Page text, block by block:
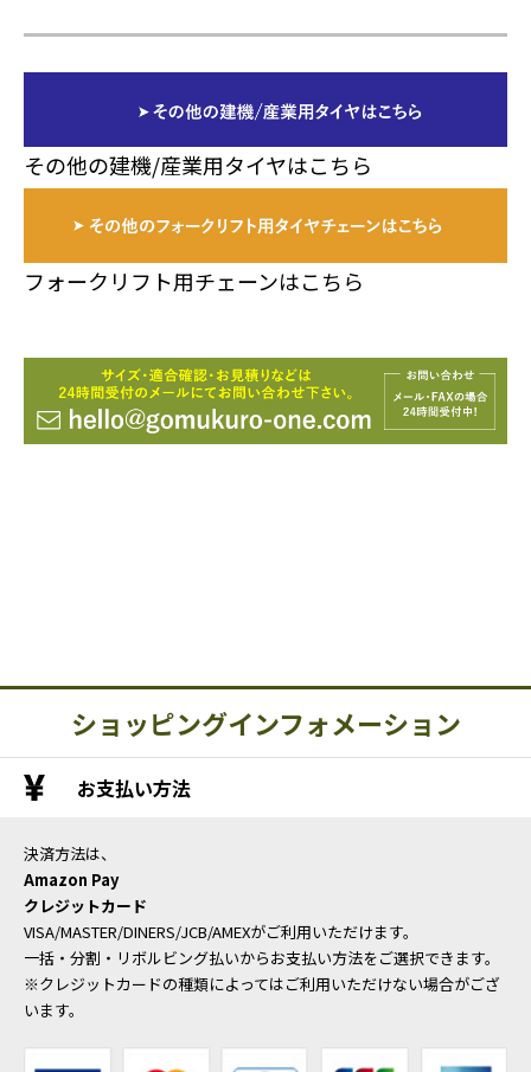
その他の建機/産業用タイヤはこちら
フォークリフト用チェーンはこちら
ショッピングインフォメーション
お支払い方法
決済方法は、
Amazon Pay
クレジットカード
VISA/MASTER/DINERS/JCB/AMEXがご利用いただけます。
一括・分割・リボルビング払いからお支払い方法をご選択できます。
※クレジットカードの種類によってはご利用いただけない場合がござ
います。